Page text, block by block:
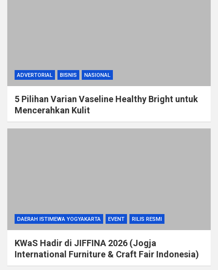
ADVERTORIAL BISNIS NASIONAL
5 Pilihan Varian Vaseline Healthy Bright untuk
Mencerahkan Kulit
DAERAH ISTIMEWA YOGYAKARTA EVENT RILIS RESMI
KWaS Hadir di JIFFINA 2026 (Jogja
International Furniture & Craft Fair Indonesia)